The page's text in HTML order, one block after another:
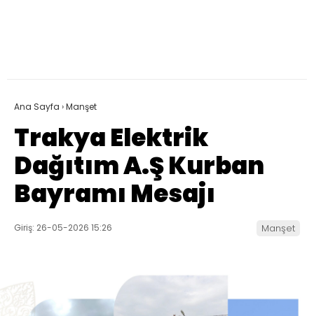
Ana Sayfa ›Manşet
Trakya Elektrik
Dağıtım A.Ş Kurban
Bayramı Mesajı
Giriş: 26-05-2026 15:26 Manşet